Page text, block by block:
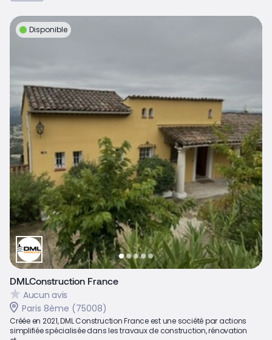
Disponible
DMLConstruction France
Aucun avis
Paris 8ème (75008)
Créée en 2021, DML Construction France est une société par actions
simplifiée spécialisée dans les travaux de construction, rénovation